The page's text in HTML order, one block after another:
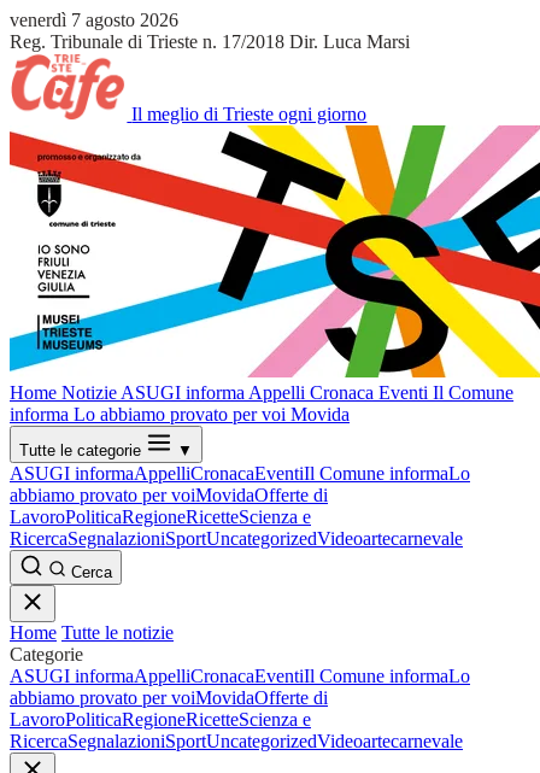
venerdì 7 agosto 2026
Reg. Tribunale di Trieste n. 17/2018 Dir. Luca Marsi
Il meglio di Trieste ogni giorno
Home Notizie ASUGI informa Appelli Cronaca Eventi Il Comune
informa Lo abbiamo provato per voi Movida
Tutte le categorie ▼
ASUGI informaAppelliCronacaEventiIl Comune informaLo
abbiamo provato per voiMovidaOfferte di
LavoroPoliticaRegioneRicetteScienza e
RicercaSegnalazioniSportUncategorizedVideoartecarnevale
Cerca
Home Tutte le notizie
Categorie
ASUGI informaAppelliCronacaEventiIl Comune informaLo
abbiamo provato per voiMovidaOfferte di
LavoroPoliticaRegioneRicetteScienza e
RicercaSegnalazioniSportUncategorizedVideoartecarnevale